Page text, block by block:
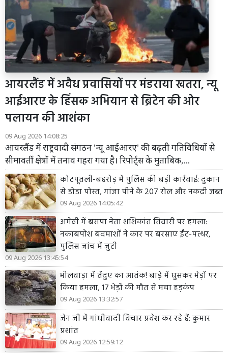
आयरलैंड में अवैध प्रवासियों पर मंडराया खतरा, न्यू
आईआरए के हिंसक अभियान से ब्रिटेन की ओर
पलायन की आशंका
09 Aug 2026 14:08:25
आयरलैंड में राष्ट्रवादी संगठन 'न्यू आईआरए' की बढ़ती गतिविधियों से
सीमावर्ती क्षेत्रों में तनाव गहरा गया है। रिपोर्ट्स के मुताबिक,...
कोटपूतली-बहरोड़ में पुलिस की बड़ी कार्रवाई: दुकान
से डोडा पोस्त, गांजा पीने के 207 रोल और नकदी जब्त
09 Aug 2026 14:05:42
अमेठी में बसपा नेता शशिकांत तिवारी पर हमला:
नकाबपोश बदमाशों ने कार पर बरसाए ईंट-पत्थर,
पुलिस जांच में जुटी
09 Aug 2026 13:45:54
भीलवाड़ा में तेंदुए का आतंक! बाड़े में घुसकर भेड़ों पर
किया हमला, 17 भेड़ों की मौत से मचा हड़कंप
09 Aug 2026 13:32:57
जेन जी में गांधीवादी विचार प्रवेश कर रहे हैं: कुमार
प्रशांत
09 Aug 2026 12:59:12